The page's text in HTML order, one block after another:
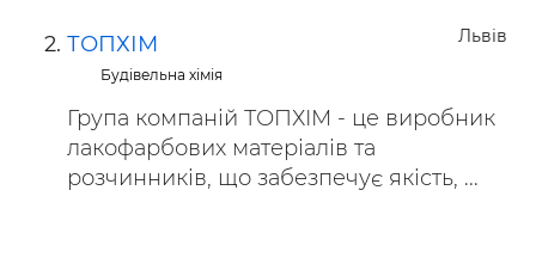
Львів
ТОПХІМ
Будівельна хімія
Група компаній ТОПХІМ - це виробник
лакофарбових матеріалів та
розчинників, що забезпечує якість, ...